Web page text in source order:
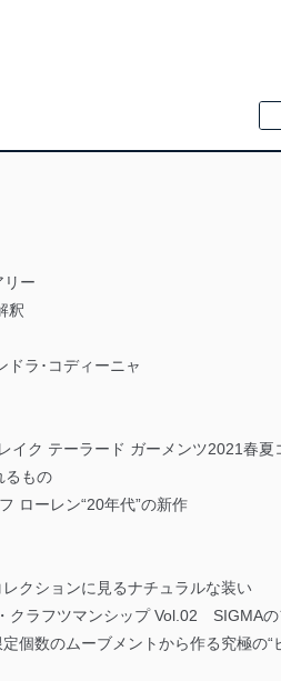
ー
釈
ラ･コディーニャ
ク テーラード ガーメンツ2021春夏
もの
ローレン“20年代”の新作
クションに見るナチュラルな装い
ラフツマンシップ Vol.02 SIGMA
数のムーブメントから作る究極の“